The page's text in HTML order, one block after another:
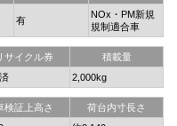
有
NOx・PM新規
規制適合車
サイクル券
積載量
2,000kg
検証上高さ
荷台内寸長さ